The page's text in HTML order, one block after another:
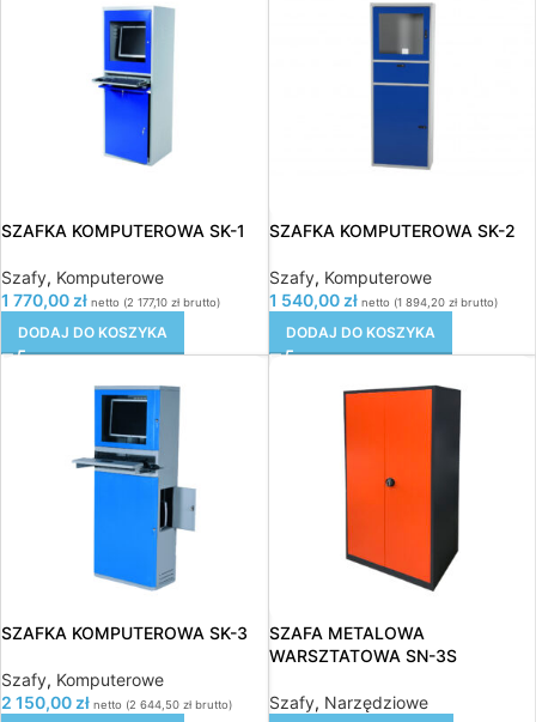
SZAFKA KOMPUTEROWA SK-1
Szafy, Komputerowe
1 770,00 zł netto (2 177,10 zł brutto)
DODAJ DO KOSZYKA
SZAFKA KOMPUTEROWA SK-2
Szafy, Komputerowe
1 540,00 zł netto (1 894,20 złbrutto)
DODAJ DO KOSZYKA
SZAFKA KOMPUTEROWA SK-3
Szafy, Komputerowe
2 150,00 zł netto (2 644,50 zł brutto)
SZAFA METALOWA
WARSZTATOWA SN-3S
Szafy, Narzędziowe